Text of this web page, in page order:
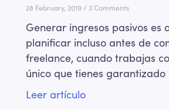
28 February, 2019 3 Comments
Generar ingresos pasivos es
planificar incluso antes de
freelance, cuando trabajas
único que tienes garantizado
Leer artículo